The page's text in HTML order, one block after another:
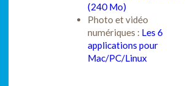
(240 Mo)
Photo et vidéo
numériques : Les 6
applications pour
Mac/PC/Linux